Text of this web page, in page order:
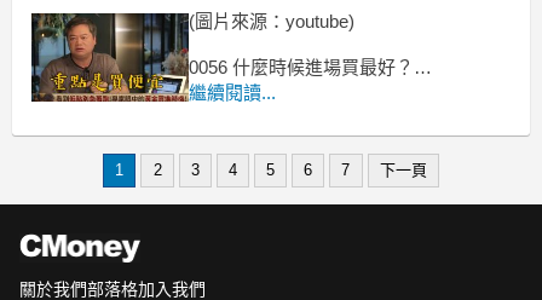
(圖片來源：youtube)
0056 什麼時候進場買最好？
把握「XX月~XX月」黃金買進時機
因為 2019 年國際局勢變數太多，
繼續閱讀...
1 2 3 4 5 6 7 下一頁
關於我們部落格加入我們